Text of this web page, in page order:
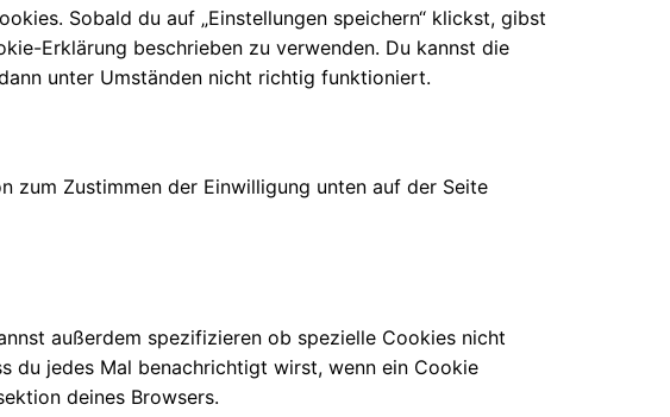
Sobald du auf „Einstellungen speichern“ klickst, gibst
Erklärung beschrieben zu verwenden. Du kannst die
unter Umständen nicht richtig funktioniert.
zum Zustimmen der Einwilligung unten auf der Seite
außerdem spezifizieren ob spezielle Cookies nicht
du jedes Mal benachrichtigt wirst, wenn ein Cookie
deines Browsers.